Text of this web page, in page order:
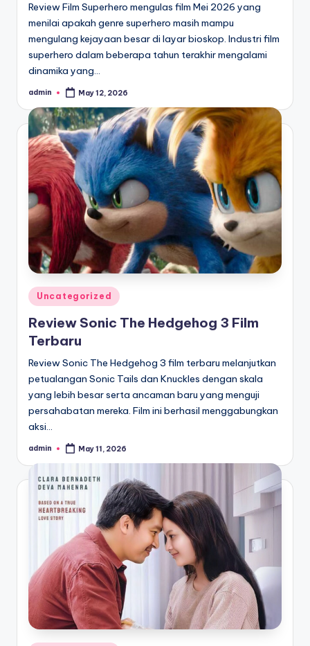
Review Film Superhero mengulas film Mei 2026 yang
menilai apakah genre superhero masih mampu
mengulang kejayaan besar di layar bioskop. Industri film
superhero dalam beberapa tahun terakhir mengalami
dinamika yang…
Posted
admin May 12, 2026
Posted
in
Uncategorized
Review Sonic The Hedgehog 3 Film
Terbaru
Review Sonic The Hedgehog 3 film terbaru melanjutkan
petualangan Sonic Tails dan Knuckles dengan skala
yang lebih besar serta ancaman baru yang menguji
persahabatan mereka. Film ini berhasil menggabungkan
aksi…
Posted
admin May 11, 2026